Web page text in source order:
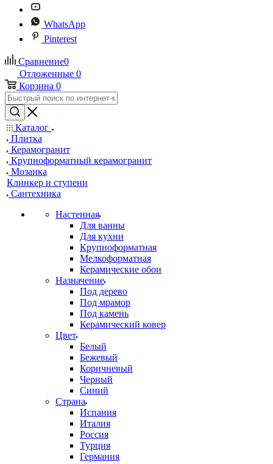
WhatsApp
Pinterest
Сравнение0
Отложенные 0
Корзина 0
Каталог
Плитка
Керамогранит
Крупноформатный керамогранит
Мозаика
Клинкер и ступени
Сантехника
Настенная
Для ванны
Для кухни
Крупноформатная
Мелкоформатная
Керамические обои
Назначение
Под дерево
Под мрамор
Под камень
Керамический ковер
Цвет
Белый
Бежевый
Коричневый
Черный
Синий
Страна
Испания
Италия
Россия
Турция
Германия